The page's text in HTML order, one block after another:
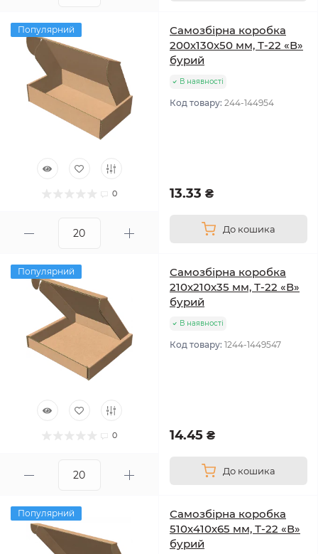
Популярний
0
Самозбірна коробка
200х130х50 мм, Т-22 «В»
бурий
В наявності
Код товару: 244-144954
13.33 ₴
До кошика
Популярний
0
Самозбірна коробка
210х210х35 мм, Т-22 «В»
бурий
В наявності
Код товару: 1244-1449547
14.45 ₴
До кошика
Популярний
Самозбірна коробка
510х410х65 мм, Т-22 «В»
бурий